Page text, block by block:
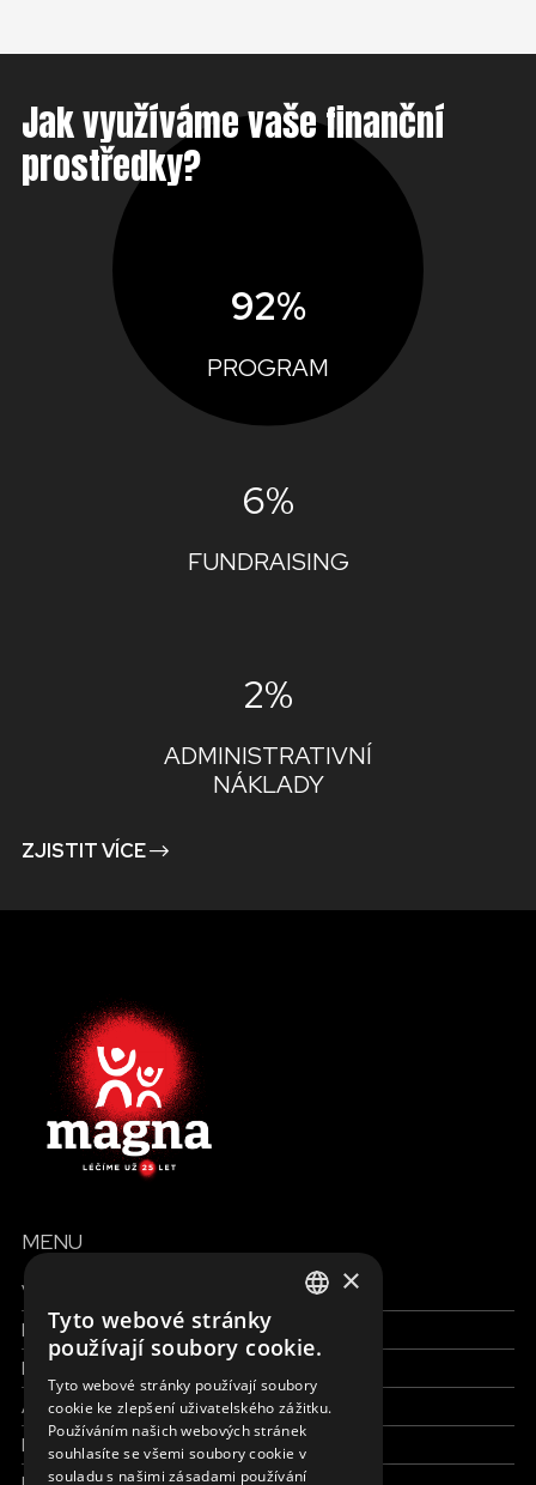
Jak využíváme vaše finanční
prostředky?
92%
PROGRAM
6%
FUNDRAISING
2%
ADMINISTRATIVNÍ
NÁKLADY
ZJISTIT VÍCE
MENU
Všechny formy pomoci
Finance a reporty
Pracujte s námi
Aktuálně
Kdo jsme
CZECH
×
Tyto webové stránky
používají soubory cookie.
Tyto webové stránky používají soubory
cookie ke zlepšení uživatelského zážitku.
Používáním našich webových stránek
souhlasíte se všemi soubory cookie v
souladu s našimi zásadami používání